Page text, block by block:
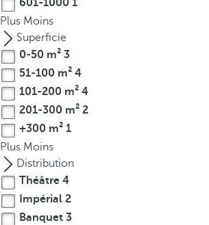
n
a
v
i
g
a
t
e
t
o
t
h
e
601-1000 1
Plus Moins
Superficie
0-50 m² 3
51-100 m² 4
101-200 m² 4
201-300 m² 2
+300 m² 1
Plus Moins
Distribution
Théâtre 4
Impérial 2
Banquet 3